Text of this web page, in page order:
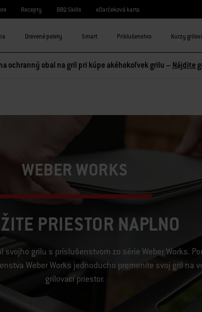
Recepty BBQ Skills eDarčeková karta
Drevené pelety Smart Príslušenstvo Kurzy
ochranný obal na gril pri kúpe akéhokoľvek grilu – Nájdite
WEBER WORKS
PRIESTOR NAPLNO
svojho grilu s príslušenstvom zo série Weber Works.
Weber Works jednoducho premeníte svoj gril na
grilovací priestor.